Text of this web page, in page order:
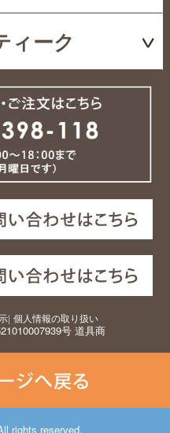
ィーク
| 個人情報の取り扱い
号 道具商
rights reserved.